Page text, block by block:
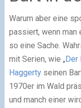
Warum aber eine
passiert, wenn man
so eine Sache.
mit Serien, wie „Der
Haggerty seinen
1970er im Wald
und manch einer